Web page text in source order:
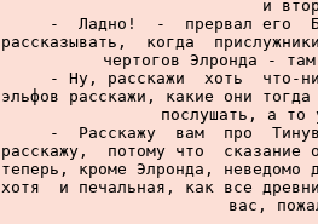
и
-  Ладно!  -  прервал его
рассказывать,  когда
чертогов Элронда -
- Ну, расскажи  хоть  что-
эльфов расскажи, какие они
послушать, а то
-  Расскажу  вам  про
расскажу,  потому что
теперь, кроме Элронда,
хотя  и печальная, как все
вас,